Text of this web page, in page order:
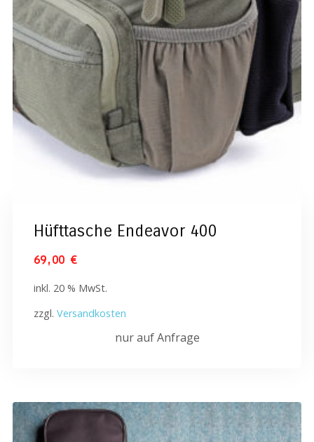
Hüfttasche Endeavor 400
69,00 €
inkl. 20 % MwSt.
zzgl. Versandkosten
nur auf Anfrage